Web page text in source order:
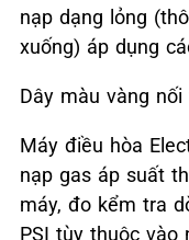
nạp dạng lỏng
xuống) áp dụng
Dây màu vàng
Máy điều hòa
nạp gas áp suất
máy, đo kểm tra
PSI tùy thuộc vào